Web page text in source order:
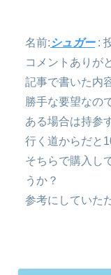
名前: シュガー:
コメントありが
記事で書いた内
勝手な要望なの
ある場合は持参
行く道からだと
そちらで購入し
うか？
参考にしていた